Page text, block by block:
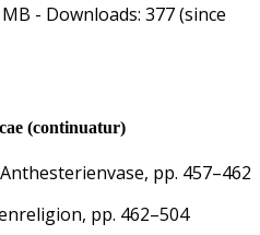
- Downloads: 377(since
(continuatur)
pp. 457–462
pp. 462–504